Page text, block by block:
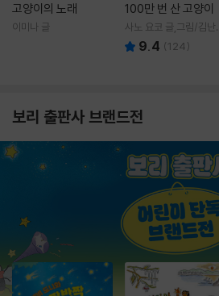
고양이의 노래
이미나 글
100만 번 산 고양이
사노 요코 글,그림/김난주
역 9.4 (124)
보리 출판사 브랜드전